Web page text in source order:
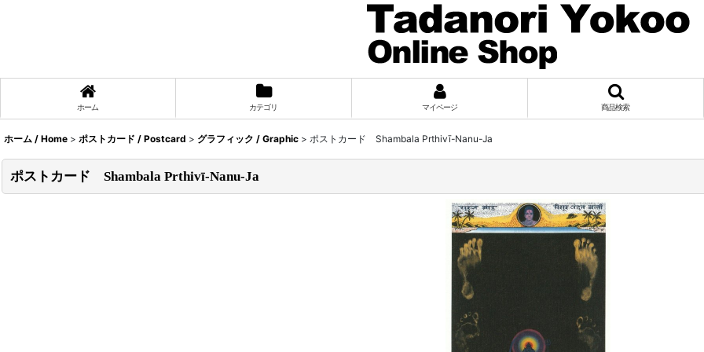
ホーム カテゴリ マイページ 商品検索
ホーム / Home > ポストカード / Postcard > グラフィック / Graphic > ポストカード Shambala Prthivī-Nanu-Ja
ポストカード Shambala Prthivī-Nanu-Ja